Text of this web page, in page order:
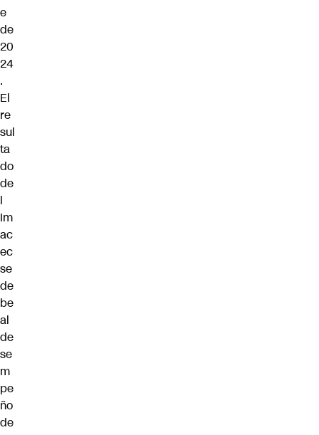
e
de
20
24
.
El
re
sul
ta
do
de
l
Im
ac
ec
se
de
be
al
de
se
m
pe
ño
de